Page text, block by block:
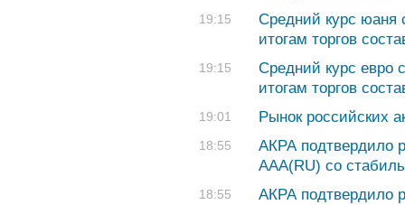
19:15
Средний курс юаня
итогам торгов
19:15
Средний курс евро
итогам торгов
19:01 Рынок российских
18:55
АКРА подтвердило
AAA(RU) со
18:55
АКРА подтвердило